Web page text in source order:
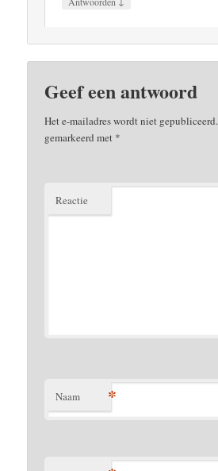
Geef een antwoord
Het e-mailadres wordt niet gepubliceerd.
gemarkeerd met *
Reactie
Naam *